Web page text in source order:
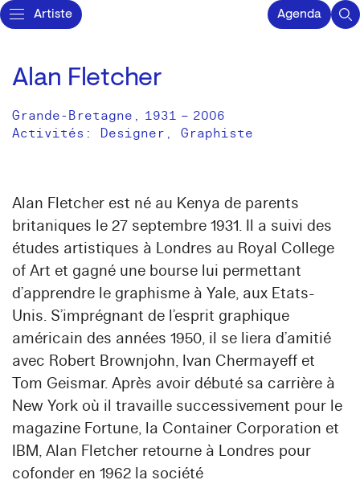
Artiste Agenda
Alan Fletcher
Grande-Bretagne , 1931 – 2006
Activités: Designer Graphiste
Alan Fletcher est né au Kenya de parents
britaniques le 27 septembre 1931. Il a suivi des
études artistiques à Londres au Royal College
of Art et gagné une bourse lui permettant
d’apprendre le graphisme à Yale, aux Etats-
Unis. S’imprégnant de l’esprit graphique
américain des années 1950, il se liera d’amitié
avec Robert Brownjohn, Ivan Chermayeff et
Tom Geismar. Après avoir débuté sa carrière à
New York où il travaille successivement pour le
magazine Fortune, la Container Corporation et
IBM, Alan Fletcher retourne à Londres pour
cofonder en 1962 la société